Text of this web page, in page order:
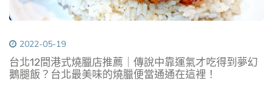
2022-05-19
台北12間港式燒臘店推薦｜傳說中靠運氣才吃得到夢幻
鵝腿飯？台北最美味的燒臘便當通通在這裡！